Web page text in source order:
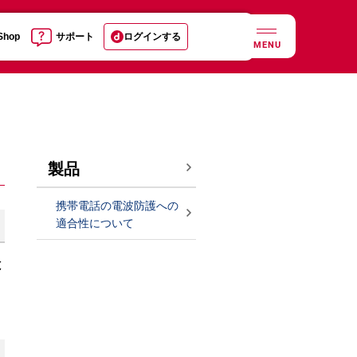
サポート ログインする
MENU
製品
携帯電話の電波防護への
適合性について